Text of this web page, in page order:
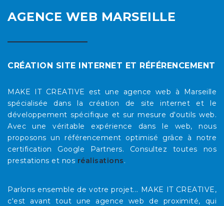
AGENCE WEB MARSEILLE
CRÉATION SITE INTERNET ET RÉFÉRENCEMENT
MAKE IT CREATIVE est une agence web à Marseille
spécialisée dans la création de site internet et le
développement spécifique et sur mesure d'outils web.
Avec une véritable expérience dans le web, nous
proposons un référencement optimisé grâce à notre
certification Google Partners. Consultez toutes nos
prestations et nos réalisations.
Parlons ensemble de votre projet... MAKE IT CREATIVE,
c'est avant tout une agence web de proximité, qui